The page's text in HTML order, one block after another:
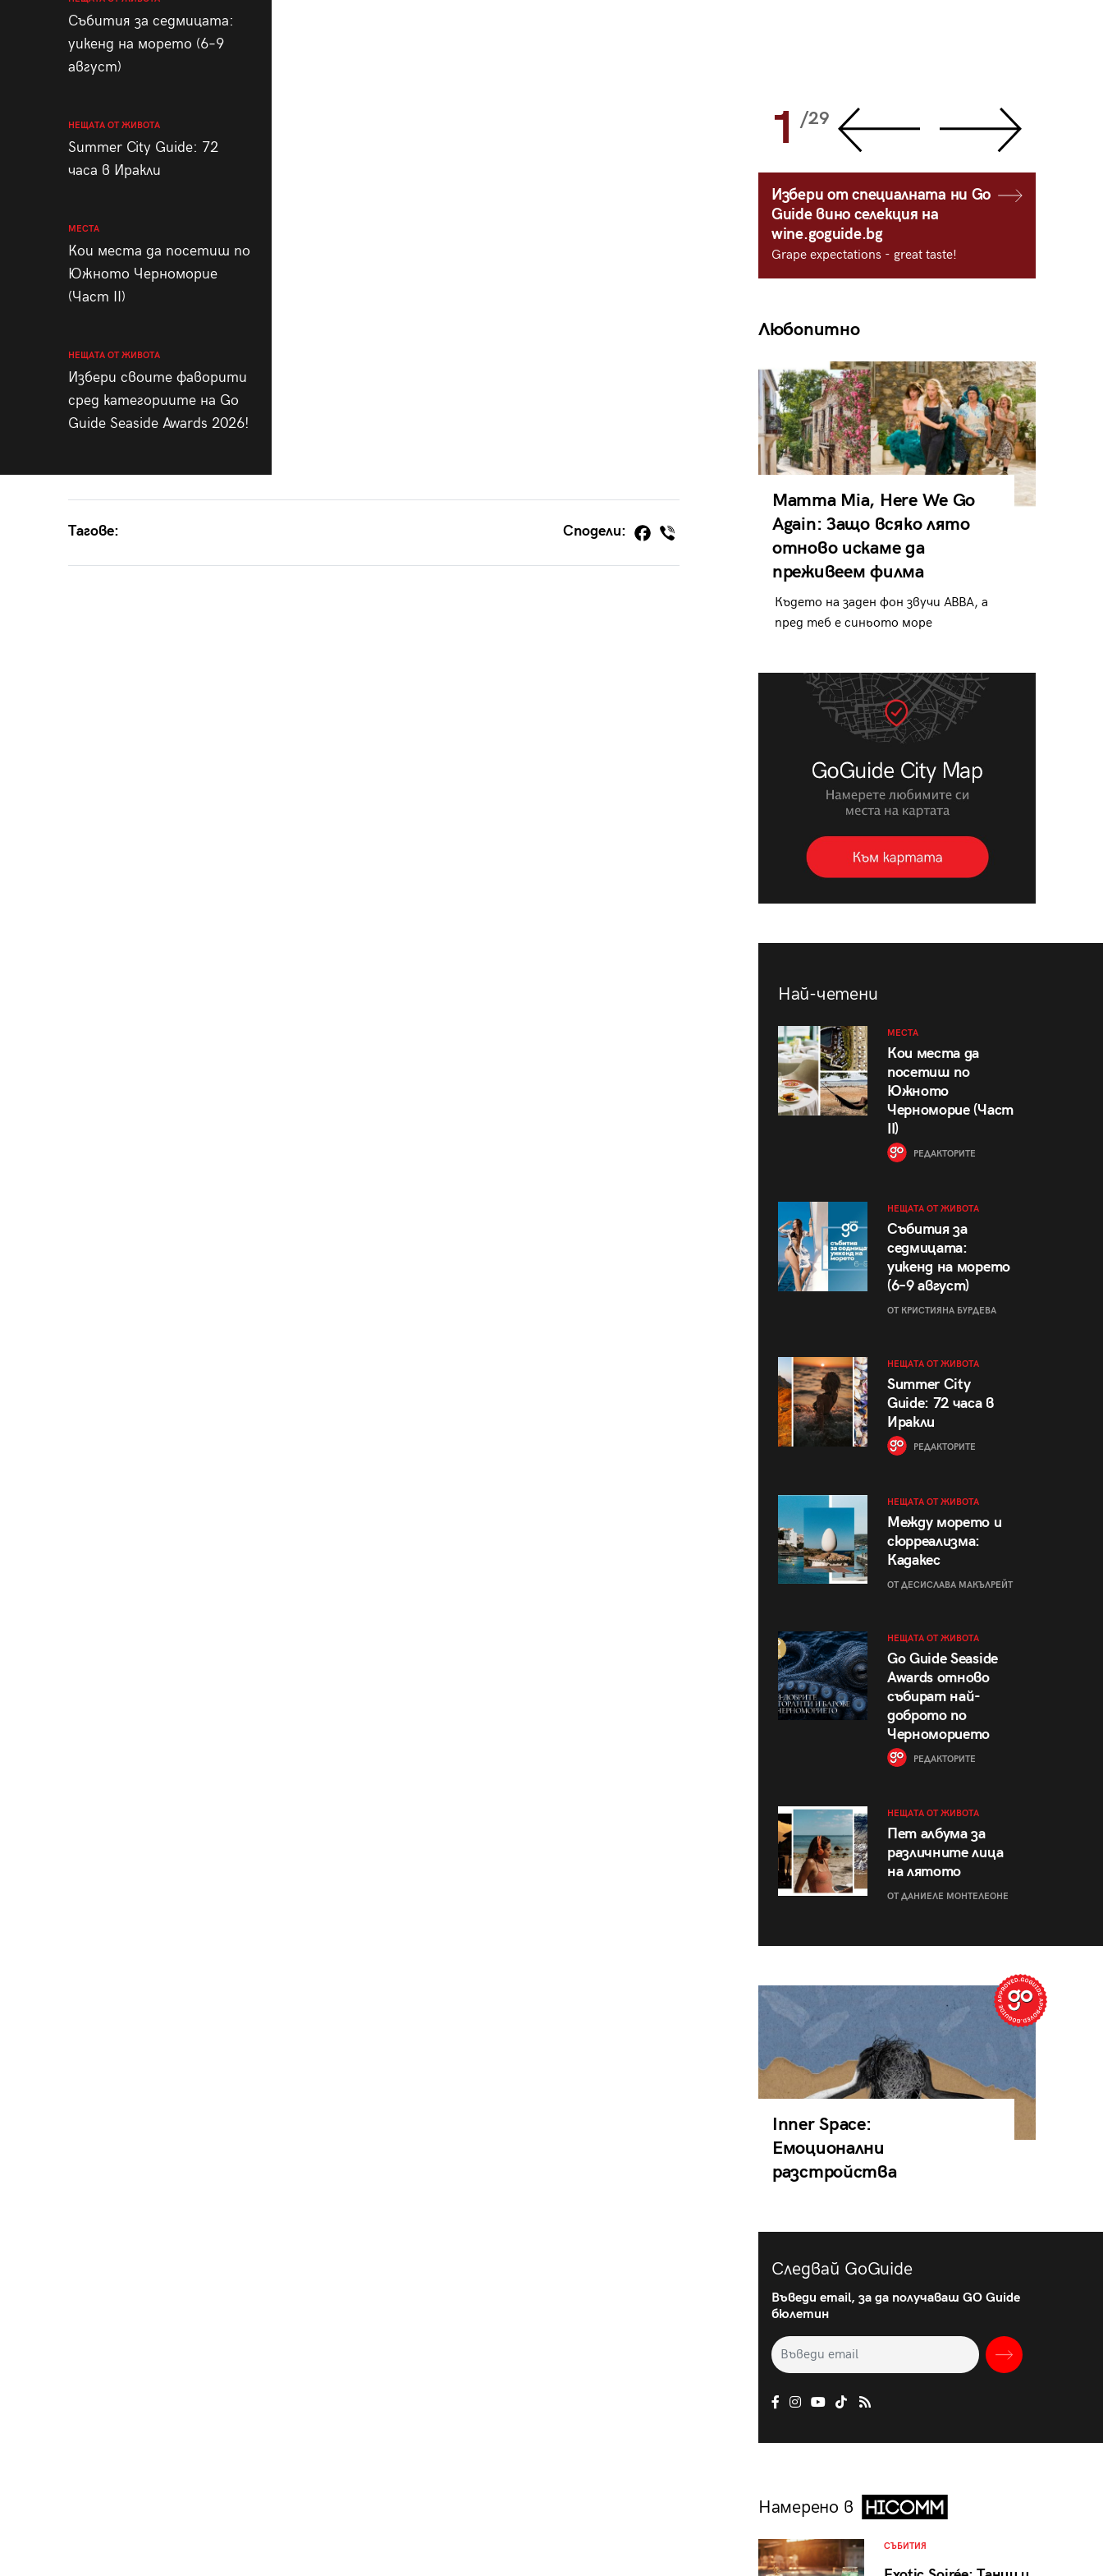
Събития за седмицата:
уикенд на морето (6–9
август)
НЕЩАТА ОТ ЖИВОТА
Summer City Guide: 72
часа в Иракли
МЕСТА
Кои места да посетиш по
Южното Черноморие
(Част II)
НЕЩАТА ОТ ЖИВОТА
Избери своите фаворити
сред категориите на Go
Guide Seaside Awards 2026!
Тагове: Сподели:
28 1 /29
Избери от специалната ни Go
Guide вино селекция на
wine.goguide.bg
Grape expectations - great taste!
Любопитно
Mamma Mia, Here We Go
Again: Защо всяко лято
отново искаме да
преживеем филма
Където на заден фон звучи ABBA, а
пред теб е синьото море
Най-четени
МЕСТА
Кои места да
посетиш по
Южното
Черноморие (Част
II)
РЕДАКТОРИТЕ
НЕЩАТА ОТ ЖИВОТА
Събития за
седмицата:
уикенд на морето
(6–9 август)
ОТ КРИСТИЯНА БУРДЕВА
НЕЩАТА ОТ ЖИВОТА
Summer City
Guide: 72 часа в
Иракли
РЕДАКТОРИТЕ
НЕЩАТА ОТ ЖИВОТА
Между морето и
сюрреализма:
Кадакес
ОТ ДЕСИСЛАВА МАКЪЛРЕЙТ
НЕЩАТА ОТ ЖИВОТА
Go Guide Seaside
Awards отново
събират най-
доброто по
Черноморието
РЕДАКТОРИТЕ
НЕЩАТА ОТ ЖИВОТА
Пет албума за
различните лица
на лятото
ОТ ДАНИЕЛЕ МОНТЕЛЕОНЕ
Inner Space:
Емоционални
разстройства
Следвай GoGuide
Въведи email, за да получаваш GO Guide
бюлетин
Намерено в
СЪБИТИЯ